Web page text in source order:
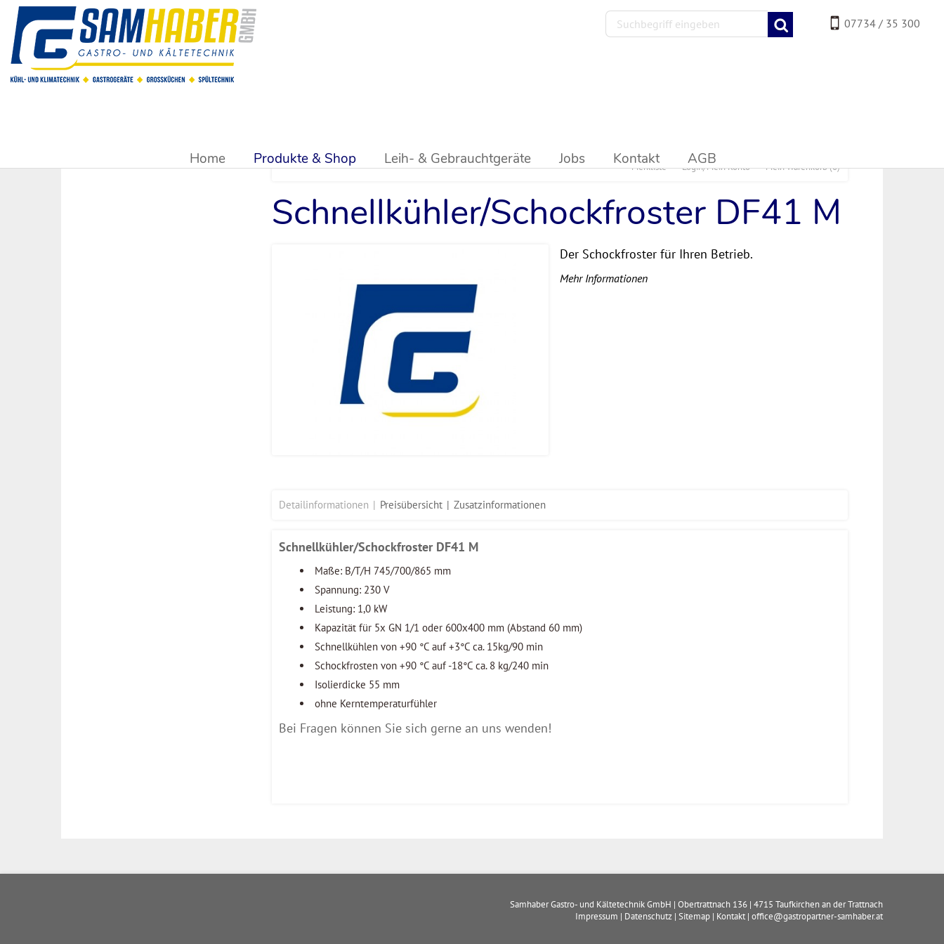
07734 / 35 300
Home Produkte & Shop Leih- & Gebrauchtgeräte Jobs Kontakt AGB Mein Warenkorb(0)
Login/Mein Konto
Merkliste
Schnellkühler/Schockfroster DF41 M
Der Schockfroster für Ihren Betrieb.
Mehr Informationen
Detailinformationen Preisübersicht Zusatzinformationen
Schnellkühler/Schockfroster DF41 M
Maße: B/T/H 745/700/865 mm
Spannung: 230 V
Leistung: 1,0 kW
Kapazität für 5x GN 1/1 oder 600x400 mm (Abstand 60 mm)
Schnellkühlen von +90 °C auf +3°C ca. 15kg/90 min
Schockfrosten von +90 °C auf -18°C ca. 8 kg/240 min
Isolierdicke 55 mm
ohne Kerntemperaturfühler
Bei Fragen können Sie sich gerne an uns wenden!
Samhaber Gastro- und Kältetechnik GmbH | Obertrattnach 136 | 4715 Taufkirchen an der Trattnach
Impressum | Datenschutz | Sitemap | Kontakt | office@gastropartner-samhaber.at